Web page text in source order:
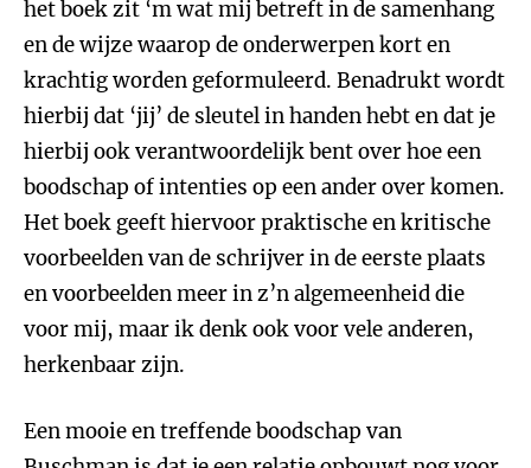
het boek zit ‘m wat mij betreft in de samenhang
en de wijze waarop de onderwerpen kort en
krachtig worden geformuleerd. Benadrukt wordt
hierbij dat ‘jij’ de sleutel in handen hebt en dat je
hierbij ook verantwoordelijk bent over hoe een
boodschap of intenties op een ander over komen.
Het boek geeft hiervoor praktische en kritische
voorbeelden van de schrijver in de eerste plaats
en voorbeelden meer in z’n algemeenheid die
voor mij, maar ik denk ook voor vele anderen,
herkenbaar zijn.
Een mooie en treffende boodschap van